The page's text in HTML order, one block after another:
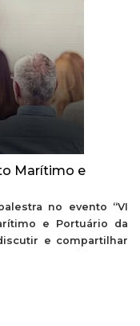
Marítimo e
no evento “VI
e Portuário da
e compartilhar